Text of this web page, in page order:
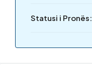
Statusi i Pronës: